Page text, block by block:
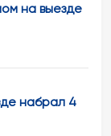
на выезде
набрал 4